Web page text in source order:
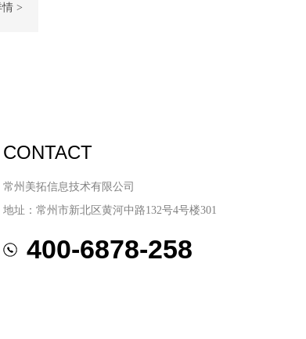
情 >
CONTACT
常州美拓信息技术有限公司
地址：常州市新北区黄河中路132号4号楼301
400-6878-258